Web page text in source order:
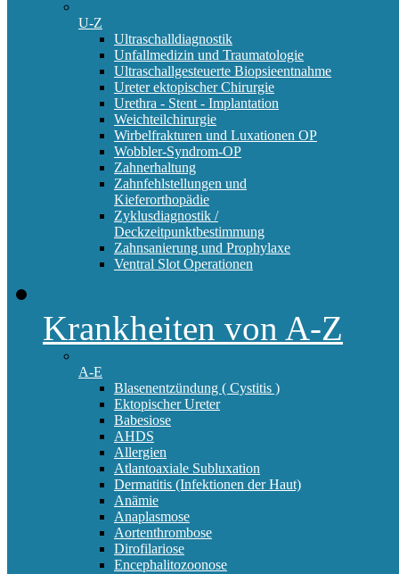
U-Z
Ultraschalldiagnostik
Unfallmedizin und Traumatologie
Ultraschallgesteuerte Biopsieentnahme
Ureter ektopischer Chirurgie
Urethra - Stent - Implantation
Weichteilchirurgie
Wirbelfrakturen und Luxationen OP
Wobbler-Syndrom-OP
Zahnerhaltung
Zahnfehlstellungen und
Kieferorthopädie
Zyklusdiagnostik /
Deckzeitpunktbestimmung
Zahnsanierung und Prophylaxe
Ventral Slot Operationen
Krankheiten von A-Z
A-E
Blasenentzündung ( Cystitis )
Ektopischer Ureter
Babesiose
AHDS
Allergien
Atlantoaxiale Subluxation
Dermatitis (Infektionen der Haut)
Anämie
Anaplasmose
Aortenthrombose
Dirofilariose
Encephalitozoonose